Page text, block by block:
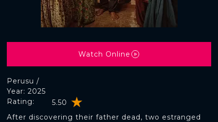
Perusu /
Rating: 5.50
Year: 2025
After discovering their father dead, two estranged
Watch Online